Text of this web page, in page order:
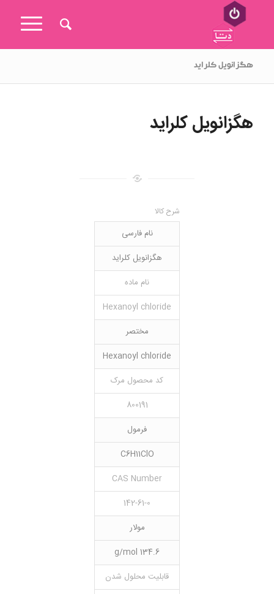
هگزانویل کلراید
هگزانویل کلراید
شرح کالا
نام فارسی
هگزانویل کلراید
نام ماده
Hexanoyl chloride
مختصر
Hexanoyl chloride
کد محصول مرک
800191
فرمول
C6H11ClO
CAS Number
142-61-0
مولار
134.6 g/mol
قابلیت محلول شدن